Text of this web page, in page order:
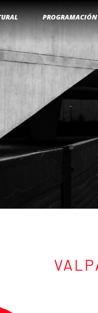
PROGRAMACIÓN